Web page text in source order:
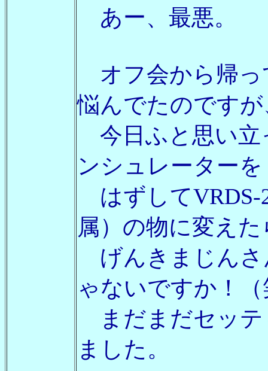
あー、最悪。
オフ会から帰っ
悩んでたのですが
今日ふと思い立
ンシュレーターを
はずしてVRDS-
属）の物に変えた
げんきまじんさ
ゃないですか！
まだまだセッテ
ました。